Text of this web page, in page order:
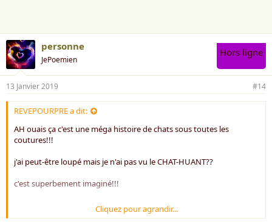
personne
JePoemien
Hors ligne
13 Janvier 2019 #14
REVEPOURPRE a dit:
AH ouais ça c'est une méga histoire de chats sous toutes les
coutures!!!
j'ai peut-être loupé mais je n'ai pas vu le CHAT-HUANT??
c'est superbement imaginé!!!
moi j'ai un hommage à mon Amour de chien.....parti AUX CIEUX!!!
Cliquez pour agrandir...